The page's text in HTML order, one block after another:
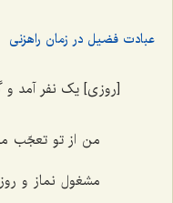
عبادت فضیل در زمان راهزنی
[روزی] یک نفر آمد
من از تو تعجّب
مشغول نماز و